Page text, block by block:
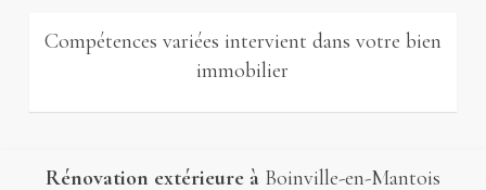
Compétences variées intervient dans votre bien
immobilier
Rénovation extérieure à Boinville-en-Mantois